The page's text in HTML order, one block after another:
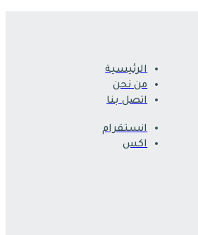
الرئيسية
من نحن
اتصل بنا
انستقرام
اكس